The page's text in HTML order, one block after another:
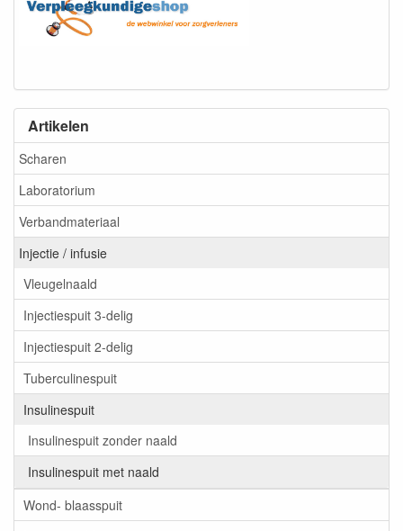
Artikelen
Scharen
Laboratorium
Verbandmateriaal
Injectie / infusie
Vleugelnaald
Injectiespuit 3-delig
Injectiespuit 2-delig
Tuberculinespuit
Insulinespuit
Insulinespuit zonder naald
Insulinespuit met naald
Wond- blaasspuit